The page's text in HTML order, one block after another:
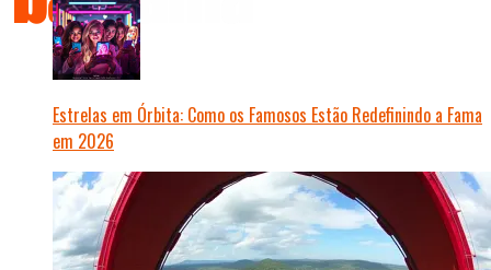
Estrelas em Órbita: Como os Famosos Estão Redefinindo a Fama
em 2026